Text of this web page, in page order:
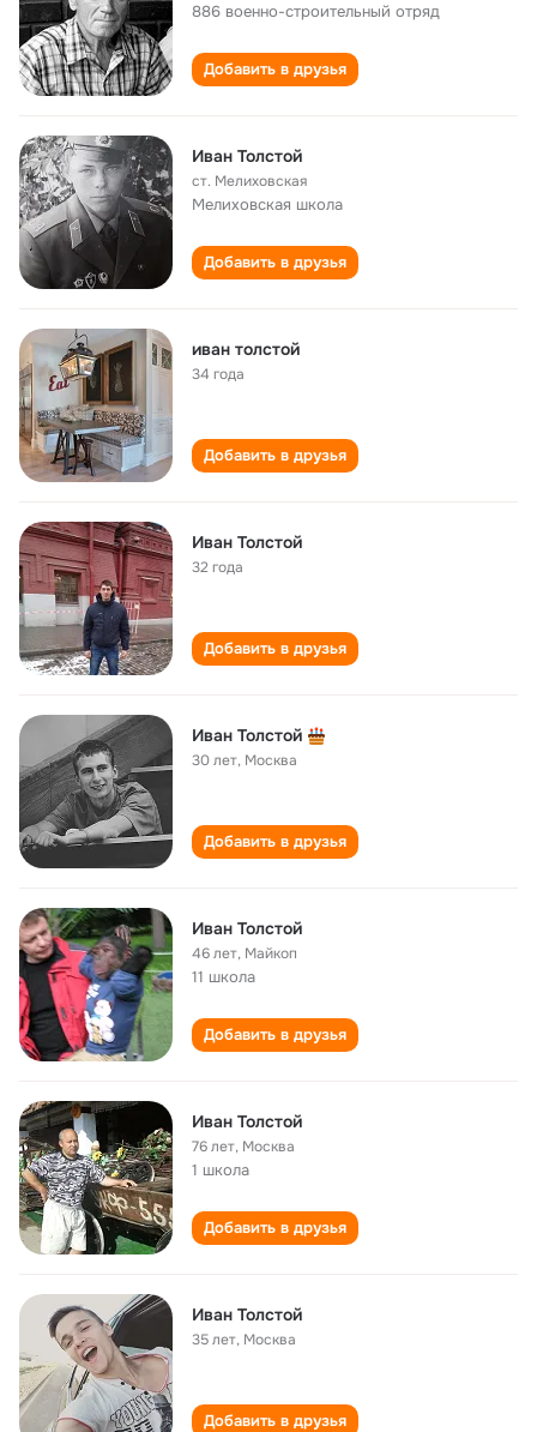
886 военно-строительный отряд
Добавить в друзья
Иван Толстой
ст. Мелиховская
Мелиховская школа
Добавить в друзья
иван толстой
34 года
Добавить в друзья
Иван Толстой
32 года
Добавить в друзья
Иван Толстой
30 лет, Москва
Добавить в друзья
Иван Толстой
46 лет, Майкоп
11 школа
Добавить в друзья
Иван Толстой
76 лет, Москва
1 школа
Добавить в друзья
Иван Толстой
35 лет, Москва
Добавить в друзья